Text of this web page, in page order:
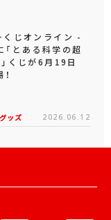
くじオンライン -
とある科学の超
くじが6月19日
ッズ 2026.06.12